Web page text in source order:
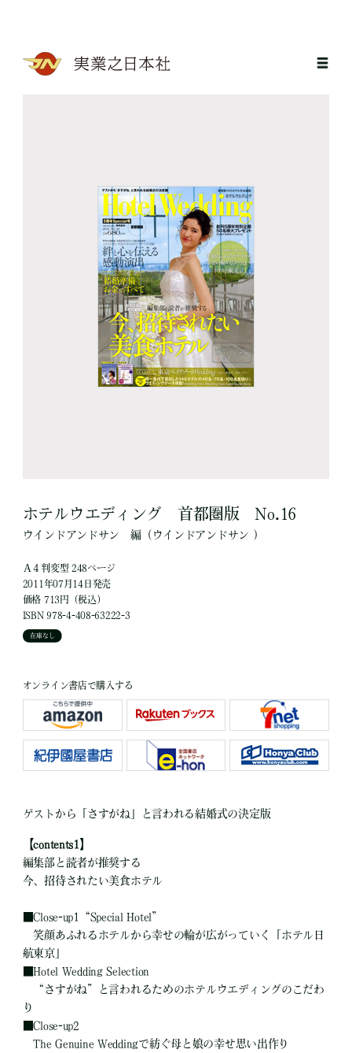
ホテルウエディング 首都圏版 No.16
ウインドアンドサン 編（ウインドアンドサン ）
Ａ４判変型 248ページ
2011年07月14日発売
価格 713円（税込）
ISBN 978-4-408-63222-3
在庫なし
オンライン書店で購入する
ゲストから「さすがね」と言われる結婚式の決定版
【contents1】
編集部と読者が推奨する
今、招待されたい美食ホテル
■Close-up1“Special Hotel”
笑顔あふれるホテルから幸せの輪が広がっていく「ホテル日
航東京」
■Hotel Wedding Selection
“さすがね”と言われるためのホテルウエディングのこだわ
り
■Close-up2
The Genuine Weddingで紡ぐ母と娘の幸せ思い出作り